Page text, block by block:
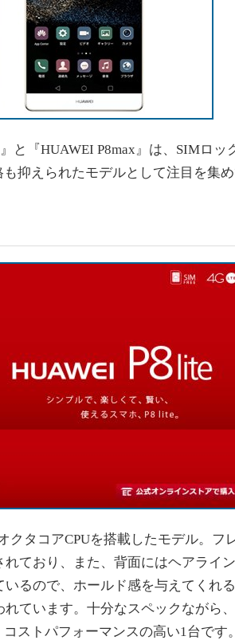
『HUAWEI P8max』は、SIMロッ
抑えられたモデルとして注目を集め
タコアCPUを搭載したモデル。フ
ており、また、背面にはヘアライ
いるので、ホールド感を与えてくれ
ています。十分なスペックながら
ストパフォーマンスの高い1台です。